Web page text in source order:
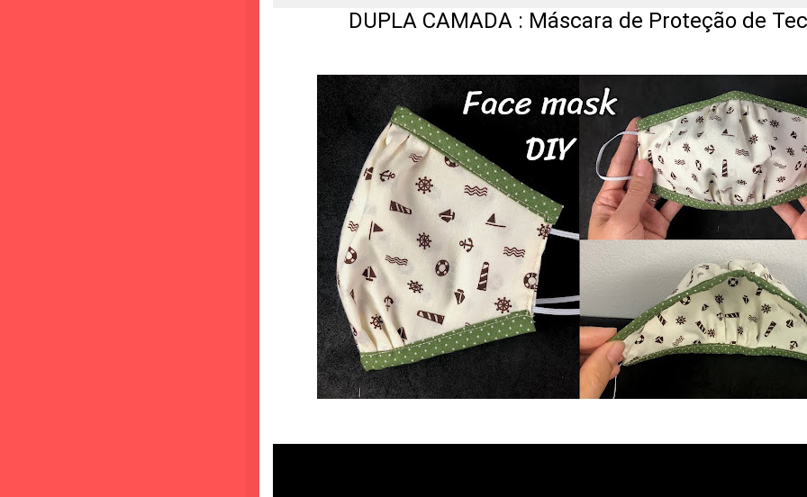
DUPLA CAMADA : Máscara de Proteção de